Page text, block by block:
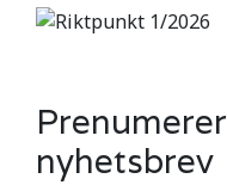
nyhetsbrev